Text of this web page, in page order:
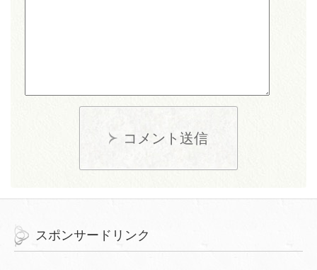
コメント送信
スポンサードリンク